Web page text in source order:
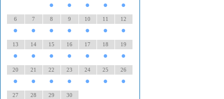
● ● ● ● ●
6
●
7
●
8
●
9
●
10
●
11
●
12
●
13
●
14
●
15
●
16
●
17
●
18
●
19
●
20
●
21
●
22
●
23
●
24
●
25
●
26
●
27 28 29 30